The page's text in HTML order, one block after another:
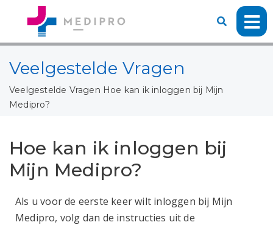
Veelgestelde Vragen
Veelgestelde Vragen Hoe kan ik inloggen bij Mijn
Medipro?
Hoe kan ik inloggen bij
Mijn Medipro?
Als u voor de eerste keer wilt inloggen bij Mijn
Medipro, volg dan de instructies uit de